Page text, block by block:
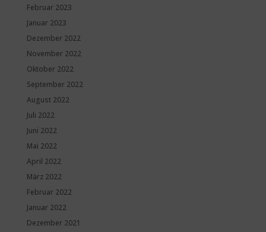
Februar 2023
Januar 2023
Dezember 2022
November 2022
Oktober 2022
September 2022
August 2022
Juli 2022
Juni 2022
Mai 2022
April 2022
März 2022
Februar 2022
Januar 2022
Dezember 2021